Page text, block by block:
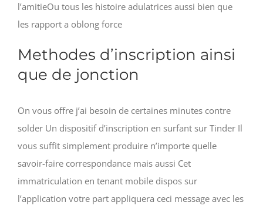
l’amitieOu tous les histoire adulatrices aussi bien que
les rapport a oblong force
Methodes d’inscription ainsi
que de jonction
On vous offre j’ai besoin de certaines minutes contre
solder Un dispositif d’inscription en surfant sur Tinder Il
vous suffit simplement produire n’importe quelle
savoir-faire correspondance mais aussi Cet
immatriculation en tenant mobile dispos sur
l’application votre part appliquera ceci message avec les